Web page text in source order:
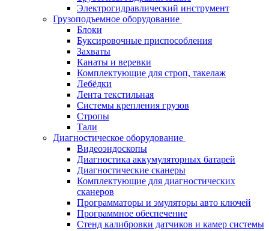
Электрогидравлический инструмент
Грузоподъемное оборудование
Блоки
Буксировочные приспособления
Захваты
Канаты и веревки
Комплектующие для строп, такелаж
Лебёдки
Лента текстильная
Системы крепления грузов
Стропы
Тали
Диагностическое оборудование
Видеоэндоскопы
Диагностика аккумуляторных батарей
Диагностические сканеры
Комплектующие для диагностических
сканеров
Программаторы и эмуляторы авто ключей
Программное обеспечение
Стенд калибровки датчиков и камер системы